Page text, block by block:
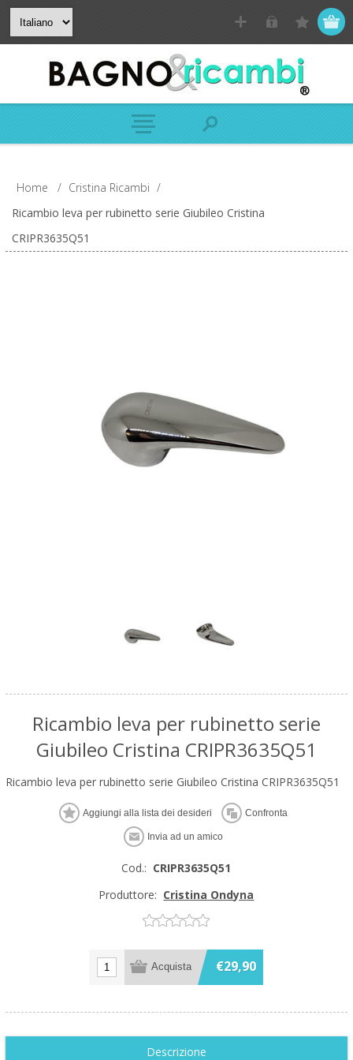
Home / Cristina Ricambi /
Ricambio leva per rubinetto serie Giubileo Cristina
CRIPR3635Q51
Ricambio leva per rubinetto serie
Giubileo Cristina CRIPR3635Q51
Ricambio leva per rubinetto serie Giubileo Cristina CRIPR3635Q51
Cod.: CRIPR3635Q51
Produttore: Cristina Ondyna
€29,90
Descrizione